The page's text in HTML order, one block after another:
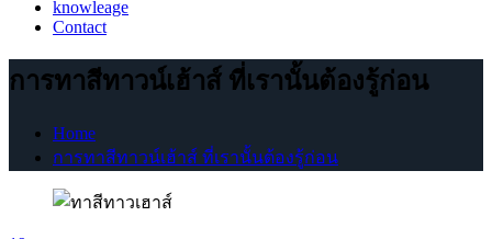
knowleage
Contact
การทาสีทาวน์เฮ้าส์ ที่เรานั้นต้องรู้ก่อน
Home
การทาสีทาวน์เฮ้าส์ ที่เรานั้นต้องรู้ก่อน